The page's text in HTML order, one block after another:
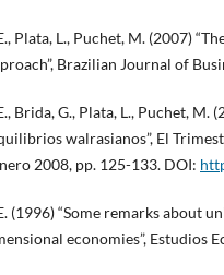
Plata, L., Puchet, M. (2007)
Brazilian Journal of
Brida, G., Plata, L., Puchet, M.
walrasianos”, El
2008, pp. 125-133. DOI:
(1996) “Some remarks about
economies”, Estudios